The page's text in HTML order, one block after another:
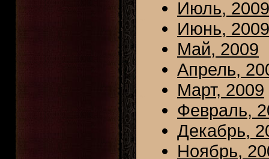
Июль, 2009
Июнь, 2009
Май, 2009
Апрель,
Март, 2009
Февраль,
Декабрь,
Ноябрь,